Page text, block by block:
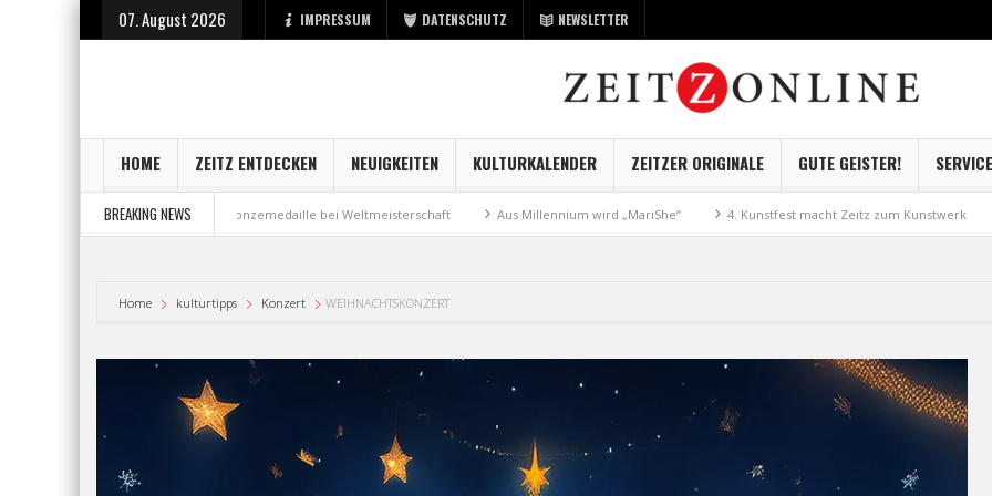
07. August 2026 IMPRESSUM DATENSCHUTZ NEWSLETTER
HOME ZEITZ ENTDECKEN NEUIGKEITEN KULTURKALENDER ZEITZER ORIGINALE GUTE GEISTER! SERVICE
BREAKING NEWS
bei der Stadt Zeitz Bronzemedaille bei Weltmeisterschaft Aus Millennium wird „MariShe“ 4. Kunstfest macht Zeitz zum Kunstwerk
Home kulturtipps Konzert WEIHNACHTSKONZERT